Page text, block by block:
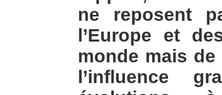
ne reposent
l’Europe et
monde mais
l’influence